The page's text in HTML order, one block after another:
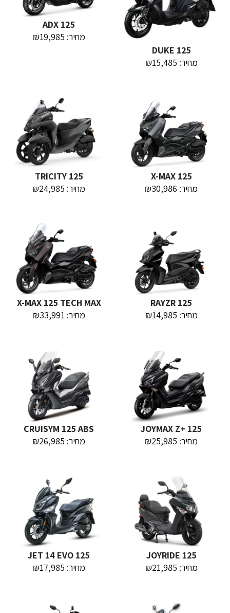
DUKE 125
מחיר: ₪15,485
ADX 125
מחיר: ₪19,985
X-MAX 125
מחיר: ₪30,986
TRICITY 125
מחיר: ₪24,985
RAYZR 125
מחיר: ₪14,985
X-MAX 125 TECH MAX
מחיר: ₪33,991
JOYMAX Z+ 125
מחיר: ₪25,985
CRUISYM 125 ABS
מחיר: ₪26,985
JOYRIDE 125
מחיר: ₪21,985
JET 14 EVO 125
מחיר: ₪17,985